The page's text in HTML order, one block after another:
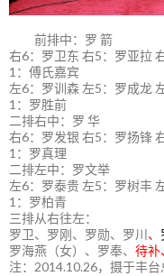
前排中：罗 箭
右6：罗卫东 右5：罗亚拉
1：傅氏嘉宾
左6：罗训森 左5：罗成龙
1：罗胜前
二排右中：罗 华
右6：罗发银 右5：罗扬锋
1：罗真理
二排左中：罗文举
左6：罗泰贵 左5：罗树丰
1：罗柏青
三排从右往左：
罗卫、罗刚、罗勋、罗川 、
罗海燕（女）、罗奉、 待补
注：2014.10.26，摄于丰台